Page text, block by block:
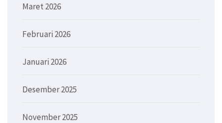
Maret 2026
Februari 2026
Januari 2026
Desember 2025
November 2025